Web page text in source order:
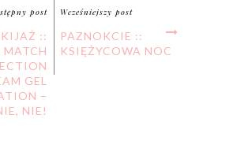
post
::
MATCH
GEL
–
NIE!
Wcześniejszy post
PAZNOKCIE ::
KSIĘŻYCOWA NOC